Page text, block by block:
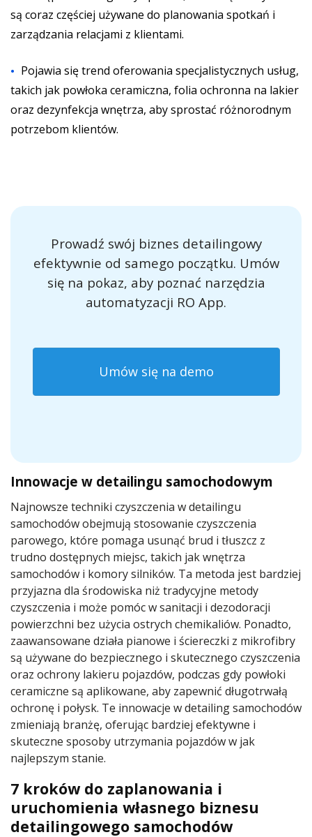
są coraz częściej używane do planowania spotkań i
zarządzania relacjami z klientami.
Pojawia się trend oferowania specjalistycznych usług,
takich jak powłoka ceramiczna, folia ochronna na lakier
oraz dezynfekcja wnętrza, aby sprostać różnorodnym
potrzebom klientów.
Prowadź swój biznes detailingowy
efektywnie od samego początku. Umów
się na pokaz, aby poznać narzędzia
automatyzacji RO App.
Umów się na demo
Innowacje w detailingu samochodowym
Najnowsze techniki czyszczenia w detailingu
samochodów obejmują stosowanie czyszczenia
parowego, które pomaga usunąć brud i tłuszcz z
trudno dostępnych miejsc, takich jak wnętrza
samochodów i komory silników. Ta metoda jest bardziej
przyjazna dla środowiska niż tradycyjne metody
czyszczenia i może pomóc w sanitacji i dezodoracji
powierzchni bez użycia ostrych chemikaliów. Ponadto,
zaawansowane działa pianowe i ściereczki z mikrofibry
są używane do bezpiecznego i skutecznego czyszczenia
oraz ochrony lakieru pojazdów, podczas gdy powłoki
ceramiczne są aplikowane, aby zapewnić długotrwałą
ochronę i połysk. Te innowacje w detailing samochodów
zmieniają branżę, oferując bardziej efektywne i
skuteczne sposoby utrzymania pojazdów w jak
najlepszym stanie.
7 kroków do zaplanowania i
uruchomienia własnego biznesu
detailingowego samochodów